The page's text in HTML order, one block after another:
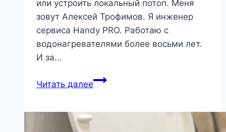
или устроить локальный потоп. Меня
зовут Алексей Трофимов. Я инженер
сервиса Handy PRO. Работаю с
водонагревателями более восьми лет.
И за…
Читать далееКак